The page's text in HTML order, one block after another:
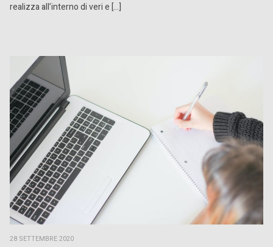
realizza all’interno di veri e […]
28 SETTEMBRE 2020